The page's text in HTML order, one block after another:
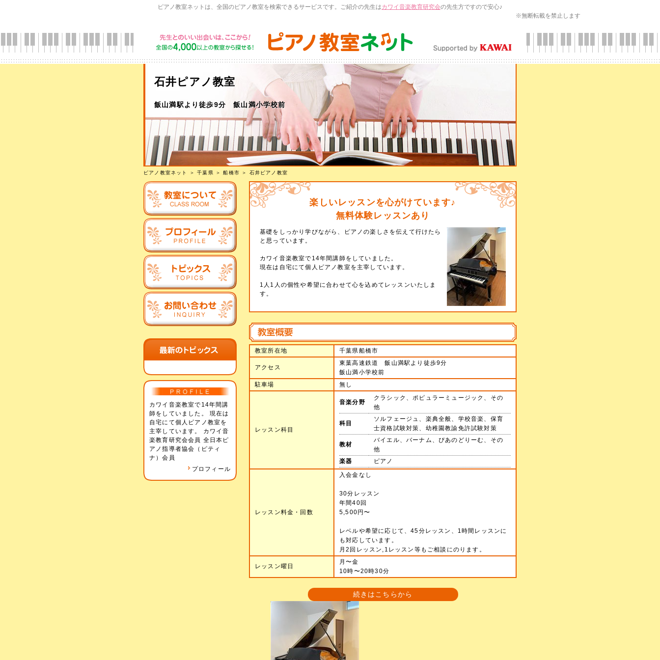
ピアノ教室ネットは、全国のピアノ教室を検索できるサービスです。ご紹介の先生はカワイ音楽教育研究会の先生方ですので安心♪
※無断転載を禁止します
石井ピアノ教室
飯山満駅より徒歩9分 飯山満小学校前
ピアノ教室ネット ＞千葉県 ＞船橋市 ＞ 石井ピアノ教室
カワイ音楽教室で14年間講
師をしていました。 現在は
自宅にて個人ピアノ教室を
主宰しています。 カワイ音
楽教育研究会会員 全日本ピ
アノ指導者協会（ピティ
ナ）会員
プロフィール
楽しいレッスンを心がけています♪
無料体験レッスンあり
基礎をしっかり学びながら、ピアノの楽しさを伝えて行けたら
と思っています。
カワイ音楽教室で14年間講師をしていました。
現在は自宅にて個人ピアノ教室を主宰しています。
1人1人の個性や希望に合わせて心を込めてレッスンいたしま
す。
教室所在地 千葉県船橋市
アクセス
東葉高速鉄道 飯山満駅より徒歩9分
飯山満小学校前
駐車場
無し
レッスン科目
音楽分野
クラシック、ポピュラーミュージック、その
他
科目
ソルフェージュ、楽典全般、学校音楽、保育
士資格試験対策、幼稚園教諭免許試験対策
教材
バイエル、バーナム、ぴあのどりーむ、その
他
楽器
ピアノ
レッスン料金・回数
入会金なし
30分レッスン
年間40回
5,500円〜
レベルや希望に応じて、45分レッスン、1時間レッスンに
も対応しています。
月2回レッスン,1レッスン等もご相談にのります。
レッスン曜日
月〜金
10時〜20時30分
続きはこちらから